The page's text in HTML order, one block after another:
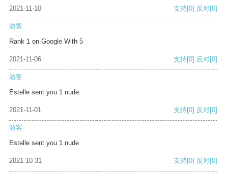
2021-11-10 支持[0] 反对[0]
游客
Rank 1 on Google With 5
2021-11-06 支持[0] 反对[0]
游客
Estelle sent you 1 nude
2021-11-01 支持[0] 反对[0]
游客
Estelle sent you 1 nude
2021-10-31 支持[0] 反对[0]